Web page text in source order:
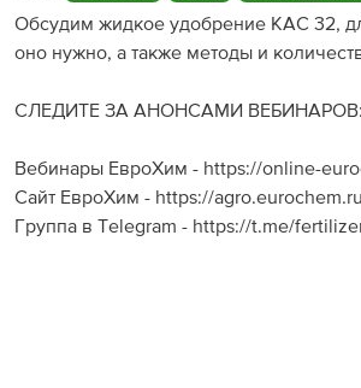
Наши контакты
Обсудим жидкое удобрение КАС 32,
оно нужно, а также методы и
СЛЕДИТЕ ЗА АНОНСАМИ ВЕБИНАРОВ:
Вебинары ЕвроХим - https://online-
Сайт ЕвроХим - https://
Группа в Telegram - https://t.me/